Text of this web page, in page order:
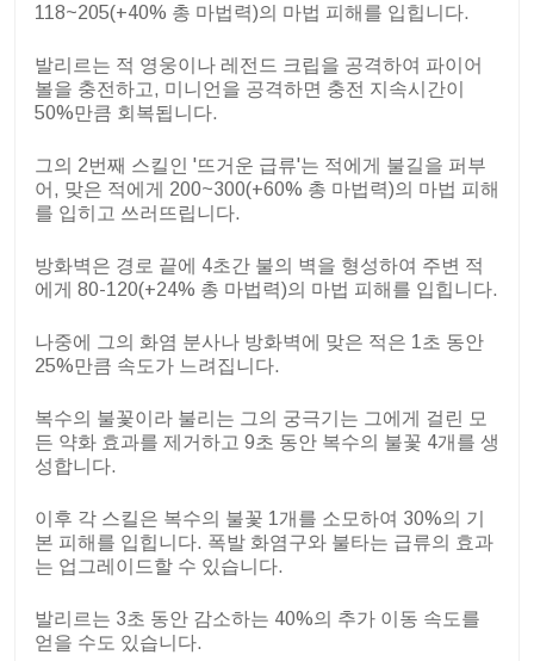
118~205(+40% 총 마법력)의 마법 피해를 입힙니다.
발리르는 적 영웅이나 레전드 크립을 공격하여 파이어
볼을 충전하고, 미니언을 공격하면 충전 지속시간이
50%만큼 회복됩니다.
그의 2번째 스킬인 '뜨거운 급류'는 적에게 불길을 퍼부
어, 맞은 적에게 200~300(+60% 총 마법력)의 마법 피해
를 입히고 쓰러뜨립니다.
방화벽은 경로 끝에 4초간 불의 벽을 형성하여 주변 적
에게 80-120(+24% 총 마법력)의 마법 피해를 입힙니다.
나중에 그의 화염 분사나 방화벽에 맞은 적은 1초 동안
25%만큼 속도가 느려집니다.
복수의 불꽃이라 불리는 그의 궁극기는 그에게 걸린 모
든 약화 효과를 제거하고 9초 동안 복수의 불꽃 4개를 생
성합니다.
이후 각 스킬은 복수의 불꽃 1개를 소모하여 30%의 기
본 피해를 입힙니다. 폭발 화염구와 불타는 급류의 효과
는 업그레이드할 수 있습니다.
발리르는 3초 동안 감소하는 40%의 추가 이동 속도를
얻을 수도 있습니다.